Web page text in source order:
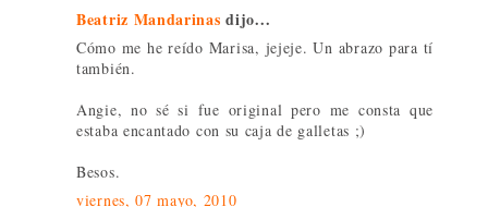
Beatriz Mandarinas dijo...
Cómo me he reído Marisa, jejeje. Un abrazo para tí
también.
Angie, no sé si fue original pero me consta que
estaba encantado con su caja de galletas ;)
Besos.
viernes, 07 mayo, 2010